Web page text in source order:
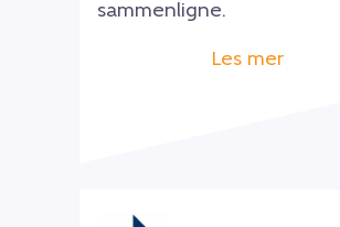
sammenligne.
Les mer